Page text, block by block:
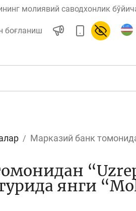
молиявий саводхонлик
боғланиш
Ислом молияси
Марказий банк
янги